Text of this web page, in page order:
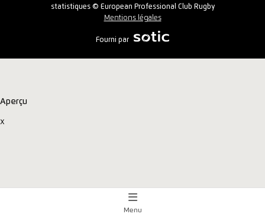
statistiques © European Professional Club Rugby
Mentions légales
Fourni par
Aperçu
x
Menu